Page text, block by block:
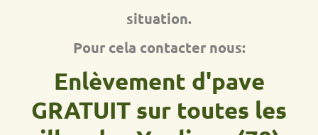
situation.
Pour cela contacter nous:
Enlèvement d'pave
GRATUIT sur toutes les